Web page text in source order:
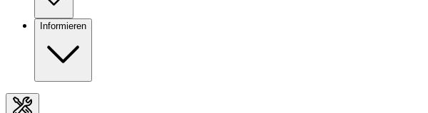
Informieren